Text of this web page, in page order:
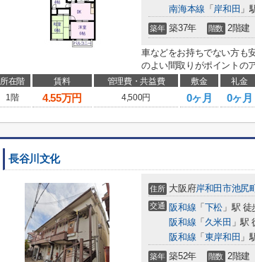
南海本線 「 岸和田 」
築年 築37年 階数 2階建
車などをお持ちでない方も
のよい間取りがポイントの
所在階 賃料 管理費・共益費 敷金 礼金
1階
4.55万円 4,500円 0ヶ月 0ヶ月
長谷川文化
住所 大阪府岸和田市池尻
交通 阪和線 「 下松 」駅 徒
阪和線 「 久米田 」駅
阪和線 「 東岸和田 」
築年 築52年 階数 2階建